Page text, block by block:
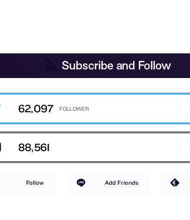
Subscribe and Follow
62,097
88,561
Follow Add Friends